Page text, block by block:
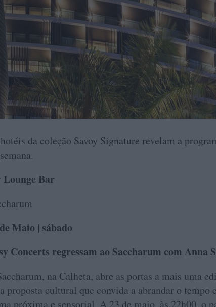
da coleção Savoy Signature revelam a
Lounge Bar
Maio | sábado
Concerts regressam ao Saccharum com Anna
na Calheta, abre as portas a mais uma
proposta cultural que convida a abrandar o tempo